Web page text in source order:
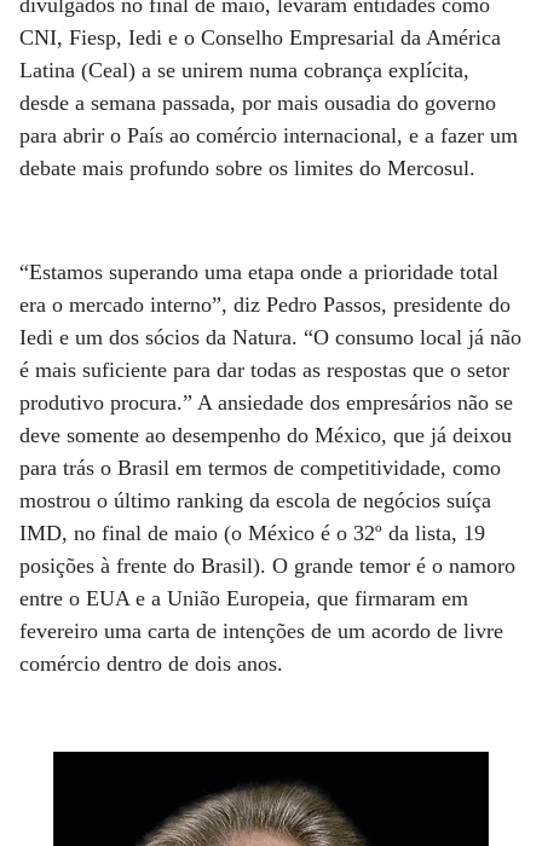
CNI, Fiesp, Iedi e o Conselho Empresarial da América
Latina (Ceal) a se unirem numa cobrança explícita,
desde a semana passada, por mais ousadia do governo
para abrir o País ao comércio internacional, e a fazer um
debate mais profundo sobre os limites do Mercosul.
“Estamos superando uma etapa onde a prioridade total
era o mercado interno”, diz Pedro Passos, presidente do
Iedi e um dos sócios da Natura. “O consumo local já não
é mais suficiente para dar todas as respostas que o setor
produtivo procura.” A ansiedade dos empresários não se
deve somente ao desempenho do México, que já deixou
para trás o Brasil em termos de competitividade, como
mostrou o último ranking da escola de negócios suíça
IMD, no final de maio (o México é o 32º da lista, 19
posições à frente do Brasil). O grande temor é o namoro
entre o EUA e a União Europeia, que firmaram em
fevereiro uma carta de intenções de um acordo de livre
comércio dentro de dois anos.